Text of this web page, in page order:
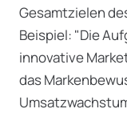
Gesamtzielen
Beispiel: "Die
innovative
das